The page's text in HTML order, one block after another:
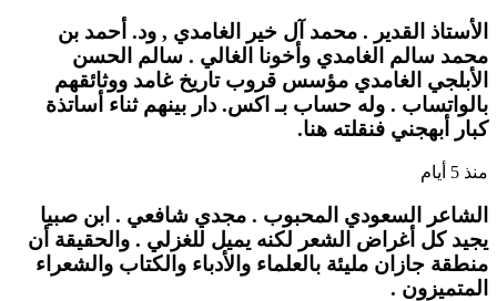
الأستاذ القدير . محمد آل خير الغامدي , ود. أحمد بن
محمد سالم الغامدي وأخونا الغالي . سالم الحسن
الأبلجي الغامدي مؤسس قروب تاريخ غامد ووثائقهم
بالواتساب . وله حساب بـ اكس. دار بينهم ثناء أساتذة
كبار أبهجني فنقلته هنا.
منذ 5 أيام
الشاعر السعودي المحبوب . مجدي شافعي . ابن صبيا
يجيد كل أغراض الشعر لكنه يميل للغزلي . والحقيقة أن
منطقة جازان مليئة بالعلماء والأدباء والكتاب والشعراء
المتميزون .